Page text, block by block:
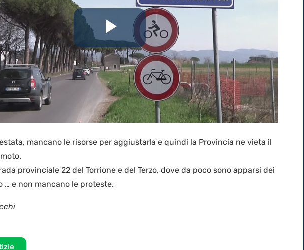
Riproduci
il
video
mancano le risorse per aggiustarla e quindi la Provincia ne vieta il
provinciale 22 del Torrione e del Terzo, dove da poco sono apparsi dei
… e non mancano le proteste.